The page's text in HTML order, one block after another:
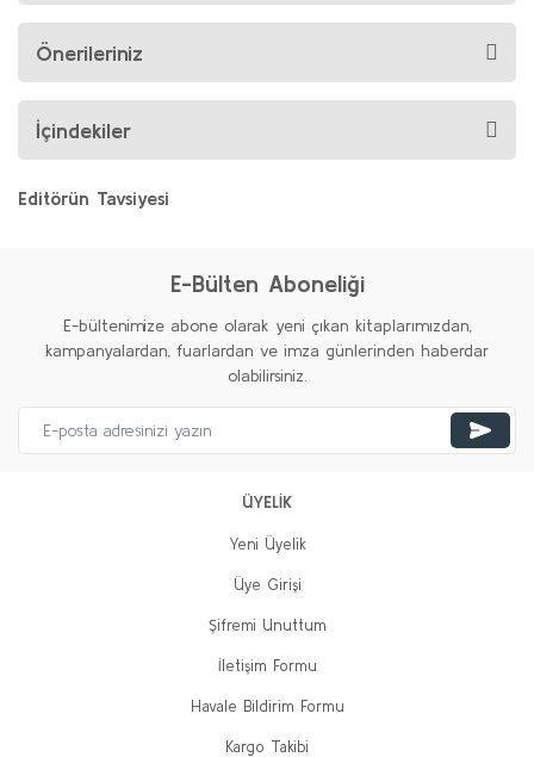
Önerileriniz
İçindekiler
Editörün Tavsiyesi
Mustafa Kemal’in Askeri Olmak
E-Bülten Aboneliği
E-bültenimize abone olarak yeni çıkan kitaplarımızdan,
kampanyalardan, fuarlardan ve imza günlerinden haberdar
olabilirsiniz.
ÜYELİK
Yeni Üyelik
Üye Girişi
Şifremi Unuttum
İletişim Formu
Havale Bildirim Formu
Kargo Takibi